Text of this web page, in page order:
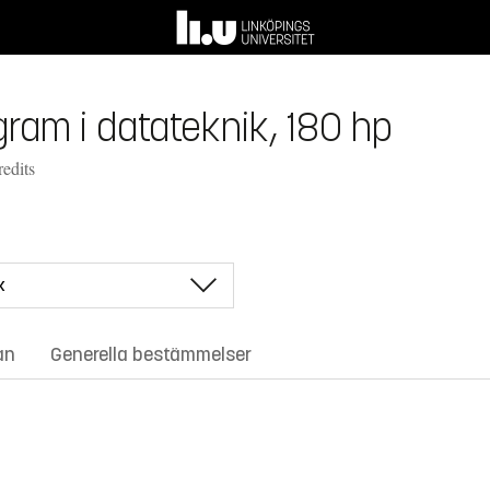
i datateknik, 180 hp
Generella bestämmelser